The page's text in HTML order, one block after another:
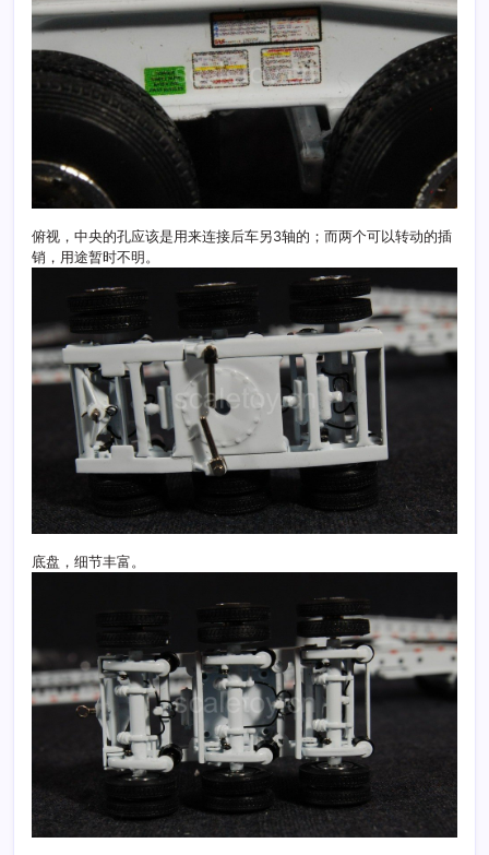
俯视，中央的孔应该是用来连接后车另3轴的；而两个可以转动的插
销，用途暂时不明。
底盘，细节丰富。